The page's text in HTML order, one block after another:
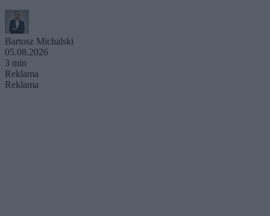
Bartosz Michalski
05.08.2026
3 min
Reklama
Reklama